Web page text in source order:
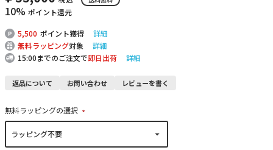
10% ポイント還元
5,500 ポイント獲得
詳細
無料ラッピング対象
詳細
15:00までのご注文で即日出荷 詳細
返品について お問い合わせ レビューを書く
無料ラッピングの選択
(